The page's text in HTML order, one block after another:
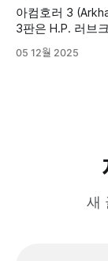
아컴호러 3
3판은 H.P. 러브
되어 매사추세츠
05 12월 2025
새